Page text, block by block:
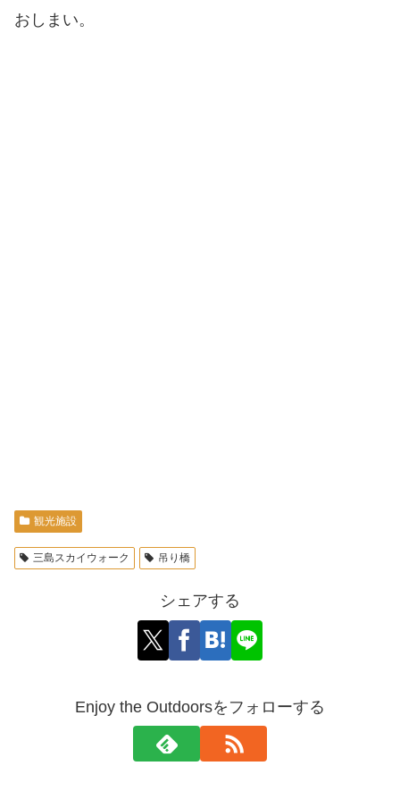
おしまい。
観光施設
三島スカイウォーク 吊り橋
シェアする
Enjoy the Outdoorsをフォローする